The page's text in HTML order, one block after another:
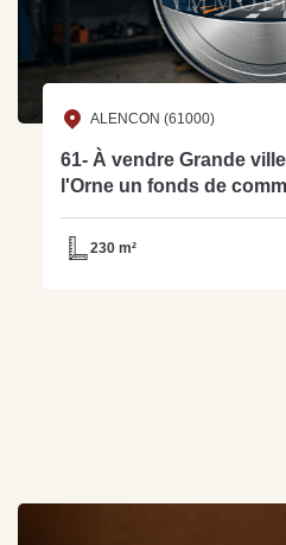
ALENCON (61000)
61- À vendre Grande
l'Orne un fonds de
15504230 m²